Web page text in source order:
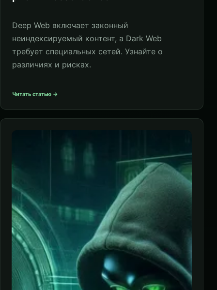
Deep Web включает законный
неиндексируемый контент, а Dark Web
требует специальных сетей. Узнайте о
различиях и рисках.
Читать статью →